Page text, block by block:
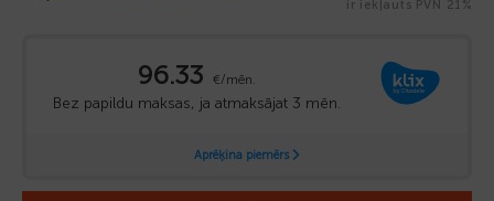
ir iekļauts PVN 21%